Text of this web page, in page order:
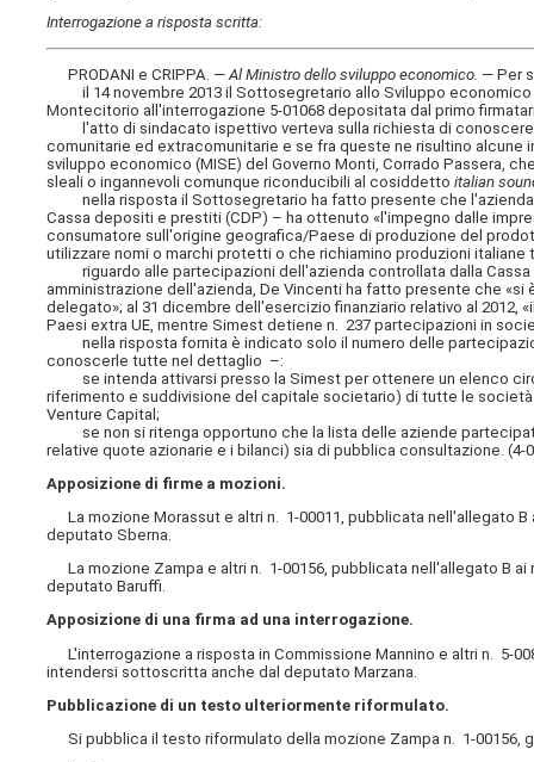
Interrogazione a risposta scritta:
PRODANI e CRIPPA. —Al Ministro dello sviluppo economico — Per
il 14 novembre 2013 il Sottosegretario allo Sviluppo economico
Montecitorio all'interrogazione 5-01068 depositata dal primo
l'atto di sindacato ispettivo verteva sulla richiesta di conoscere
comunitarie ed extracomunitarie e se fra queste ne risultino
sviluppo economico (MISE) del Governo Monti, Corrado Passera,
sleali o ingannevoli comunque riconducibili al cosiddettoitalian
nella risposta il Sottosegretario ha fatto presente che l'azienda
Cassa depositi e prestiti (CDP) – ha ottenuto «l'impegno dalle
consumatore sull'origine geografica/Paese di produzione del
utilizzare nomi o marchi protetti o che richiamino produzioni italiane
riguardo alle partecipazioni dell'azienda controllata dalla
amministrazione dell'azienda, De Vincenti ha fatto presente che
delegato»; al 31 dicembre dell'esercizio finanziario relativo al
Paesi extra UE, mentre Simest detiene n. 237 partecipazioni in
nella risposta fornita è indicato solo il numero delle
conoscerle tutte nel dettaglio –:
se intenda attivarsi presso la Simest per ottenere un elenco
riferimento e suddivisione del capitale societario) di tutte le
Venture Capital;
se non si ritenga opportuno che la lista delle aziende
relative quote azionarie e i bilanci) sia di pubblica consultazione. (4-
Apposizione di firme a mozioni.
La mozione Morassut e altri n. 1-00011, pubblicata nell'allegato
deputato Sberna.
La mozione Zampa e altri n. 1-00156, pubblicata nell'allegato B
deputato Baruffi.
Apposizione di una firma ad una interrogazione.
L'interrogazione a risposta in Commissione Mannino e altri n. 5-
intendersi sottoscritta anche dal deputato Marzana.
Pubblicazione di un testo ulteriormente riformulato.
Si pubblica il testo riformulato della mozione Zampa n. 1-00156,